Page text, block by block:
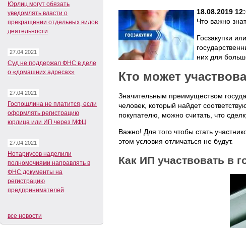
Юрлиц могут обязать
уведомлять власти о
прекращении отдельных видов
деятельности
27.04.2021
Суд не поддержал ФНС в деле
о «домашних адресах»
27.04.2021
Госпошлина не платится, если
оформлять регистрацию
юрлица или ИП через МФЦ
27.04.2021
Нотариусов наделили
полномочиями направлять в
ФНС документы на
регистрацию
предпринимателей
все новости
18.08.2019
Что важно
Госзакупки
них для
Кто может
Значительным преимуществом
человек, который найдет
покупателю, можно считать, что
Важно! Для того чтобы стать
этом условия отличаться не будут.
Как ИП участвовать в